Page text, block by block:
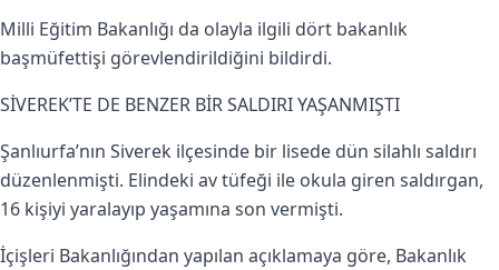
Milli Eğitim Bakanlığı da olayla ilgili dört bakanlık
başmüfettişi görevlendirildiğini bildirdi.
SİVEREK’TE DE BENZER BİR SALDIRI YAŞANMIŞTI
Şanlıurfa’nın Siverek ilçesinde bir lisede dün silahlı saldırı
düzenlenmişti. Elindeki av tüfeği ile okula giren saldırgan,
16 kişiyi yaralayıp yaşamına son vermişti.
İçişleri Bakanlığından yapılan açıklamaya göre, Bakanlık